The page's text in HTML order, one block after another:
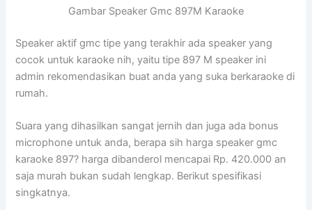
Gambar Speaker Gmc 897M Karaoke
Speaker aktif gmc tipe yang terakhir ada speaker yang
cocok untuk karaoke nih, yaitu tipe 897 M speaker ini
admin rekomendasikan buat anda yang suka berkaraoke di
rumah.
Suara yang dihasilkan sangat jernih dan juga ada bonus
microphone untuk anda, berapa sih harga speaker gmc
karaoke 897? harga dibanderol mencapai Rp. 420.000 an
saja murah bukan sudah lengkap. Berikut spesifikasi
singkatnya.